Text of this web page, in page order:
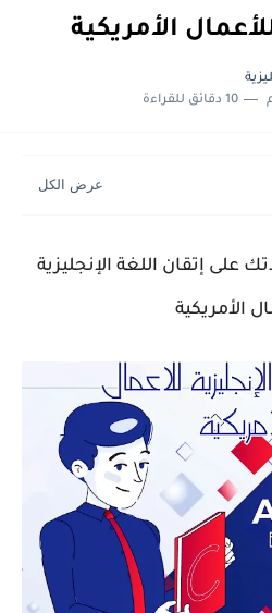
الأمريكية
10 دقائق للقراءة
على إتقان اللغة الإنجليزية
الأمريكية